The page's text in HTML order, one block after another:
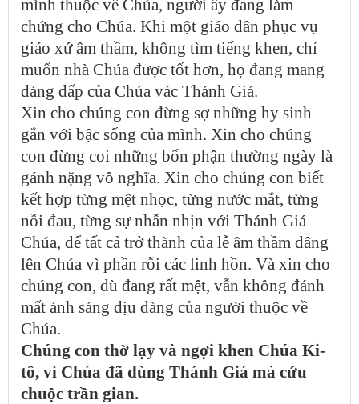
mình thuộc về Chúa, người ấy đang làm
chứng cho Chúa. Khi một giáo dân phục vụ
giáo xứ âm thầm, không tìm tiếng khen, chỉ
muốn nhà Chúa được tốt hơn, họ đang mang
dáng dấp của Chúa vác Thánh Giá.
Xin cho chúng con đừng sợ những hy sinh
gắn với bậc sống của mình. Xin cho chúng
con đừng coi những bổn phận thường ngày là
gánh nặng vô nghĩa. Xin cho chúng con biết
kết hợp từng mệt nhọc, từng nước mắt, từng
nỗi đau, từng sự nhẫn nhịn với Thánh Giá
Chúa, để tất cả trở thành của lễ âm thầm dâng
lên Chúa vì phần rỗi các linh hồn. Và xin cho
chúng con, dù đang rất mệt, vẫn không đánh
mất ánh sáng dịu dàng của người thuộc về
Chúa.
Chúng con thờ lạy và ngợi khen Chúa Ki-
tô, vì Chúa đã dùng Thánh Giá mà cứu
chuộc trần gian.